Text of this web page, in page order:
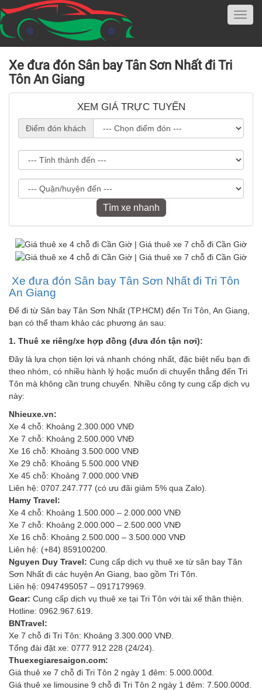
Xe đưa đón Sân bay Tân Sơn Nhất đi Tri
Tôn An Giang
XEM GIÁ TRỰC TUYẾN
Điểm đón khách
Tìm xe nhanh
Xe đưa đón Sân bay Tân Sơn Nhất đi Tri Tôn
An Giang
Để đi từ Sân bay Tân Sơn Nhất (TP.HCM) đến Tri Tôn, An Giang,
bạn có thể tham khảo các phương án sau:
1. Thuê xe riêng/xe hợp đồng (đưa đón tận nơi):
Đây là lựa chọn tiện lợi và nhanh chóng nhất, đặc biệt nếu bạn đi
theo nhóm, có nhiều hành lý hoặc muốn di chuyển thẳng đến Tri
Tôn mà không cần trung chuyển. Nhiều công ty cung cấp dịch vụ
này:
Nhieuxe.vn:
Xe 4 chỗ: Khoảng 2.300.000 VNĐ
Xe 7 chỗ: Khoảng 2.500.000 VNĐ
Xe 16 chỗ: Khoảng 3.500.000 VNĐ
Xe 29 chỗ: Khoảng 5.500.000 VNĐ
Xe 45 chỗ: Khoảng 7.000.000 VNĐ
Liên hệ: 0707.247.777 (có ưu đãi giảm 5% qua Zalo).
Hamy Travel:
Xe 4 chỗ: Khoảng 1.500.000 – 2.000.000 VNĐ
Xe 7 chỗ: Khoảng 2.000.000 – 2.500.000 VNĐ
Xe 16 chỗ: Khoảng 2.500.000 – 3.500.000 VNĐ
Liên hệ: (+84) 859100200.
Nguyen Duy Travel: Cung cấp dịch vụ thuê xe từ sân bay Tân
Sơn Nhất đi các huyện An Giang, bao gồm Tri Tôn.
Liên hệ: 0947495057 – 0917179969.
Gcar: Cung cấp dịch vụ thuê xe tại Tri Tôn với tài xế thân thiện.
Hotline: 0962.967.619.
BNTravel:
Xe 7 chỗ đi Tri Tôn: Khoảng 3.300.000 VNĐ.
Tổng đài đặt xe: 0777 912 228 (24/24).
Thuexegiaresaigon.com:
Giá thuê xe 7 chỗ đi Tri Tôn 2 ngày 1 đêm: 5.000.000đ.
Giá thuê xe limousine 9 chỗ đi Tri Tôn 2 ngày 1 đêm: 7.500.000đ.